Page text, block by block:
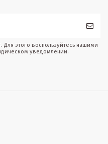
этого воспользуйтесь нашими
уведомлении.